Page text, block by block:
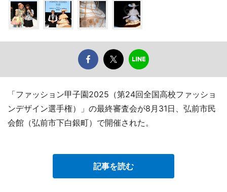
「ファッション甲子園2025（第24回全国高校ファッショ
ンデザイン選手権）」の最終審査会が8月31日、弘前市民
会館（弘前市下白銀町）で開催された。
記事を読む